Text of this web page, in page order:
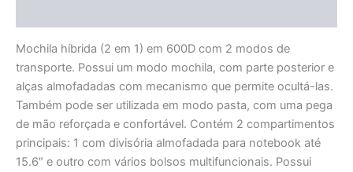
Mochila híbrida (2 em 1) em 600D com 2 modos de
transporte. Possui um modo mochila, com parte posterior e
alças almofadadas com mecanismo que permite ocultá-las.
Também pode ser utilizada em modo pasta, com uma pega
de mão reforçada e confortável. Contém 2 compartimentos
principais: 1 com divisória almofadada para notebook até
15.6″ e outro com vários bolsos multifuncionais. Possui